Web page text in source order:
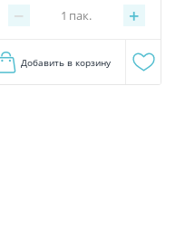
− +
1 пак.
Добавить в корзину